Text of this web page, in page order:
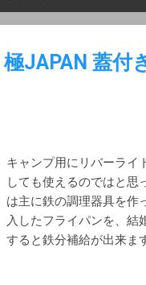
JAPAN 蓋付
キャンプ用にリバーライ
しても使えるのではと思
は主に鉄の調理器具を作
入したフライパンを、結
すると鉄分補給が出来ま